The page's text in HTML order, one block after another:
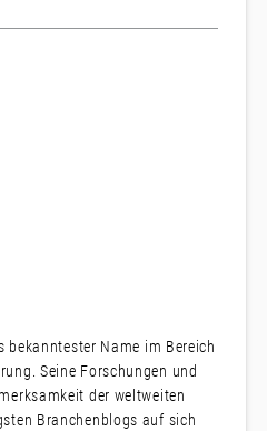
Name im Bereich
Seine Forschungen und
der weltweiten
Branchenblogs auf sich